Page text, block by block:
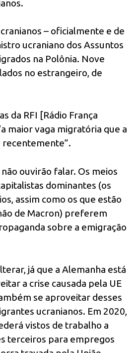
– oficialmente e de
ucraniano dos Assuntos
na Polônia. Nove
no estrangeiro, de
da RFI [Rádio França
maior vaga migratória que a
recentemente”.
ouvirão falar. Os meios
dominantes (os
assim como os que estão
de Macron) preferem
sobre a emigração
já que a Alemanha está
a crise causada pela UE
se aproveitar desses
ucranianos. Em 2020,
vistos de trabalho a
terceiros para empregos